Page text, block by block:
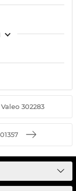
302283